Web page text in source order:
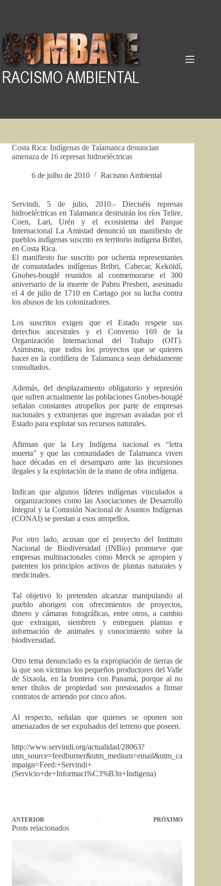
Costa Rica: Indígenas de Talamanca denuncian
amenaza de 16 represas hidroeléctricas
6 de julho de 2010 Racismo Ambiental
Servindi, 5 de julio, 2010.- Dieciséis represas
hidroeléctricas en Talamanca destruirán los ríos Telire,
Coen, Lari, Urén y el ecosistema del Parque
Internacional La Amistad denunció un manifiesto de
pueblos indígenas suscrito en territorio indígena Bribri,
en Costa Rica.
El manifiesto fue suscrito por ochenta representantes
de comunidades indígenas Bribri, Cabecar, Keköldí,
Gnobes-bouglé reunidos al conmemorarse el 300
aniversario de la muerte de Pabru Presberi, asesinado
el 4 de julio de 1710 en Cartago por su lucha contra
los abusos de los colonizadores.
Los suscritos exigen que el Estado respete sus
derechos ancestrales y el Convenio 169 de la
Organización Internacional del Trabajo (OIT).
Asimismo, que todos los proyectos que se quieren
hacer en la cordillera de Talamanca sean debidamente
consultados.
Además, del desplazamiento obligatorio y represión
que sufren actualmente las poblaciones Gnobes-bouglé
señalan constantes atropellos por parte de empresas
nacionales y extranjeras que ingresan avaladas por el
Estado para explotar sus recursos naturales.
Afirman que la Ley Indígena nacional es “letra
muerta” y que las comunidades de Talamanca viven
hace décadas en el desamparo ante las incursiones
ilegales y la explotación de la mano de obra indígena.
Indican que algunos líderes indígenas vinculados a
organizaciones como las Asociaciones de Desarrollo
Integral y la Comisión Nacional de Asuntos Indígenas
(CONAI) se prestan a esos atropellos.
Por otro lado, acusan que el proyecto del Instituto
Nacional de Biodiversidad (INBio) promueve que
empresas multinacionales como Merck se apropien y
patenten los principios activos de plantas naturales y
medicinales.
Tal objetivo lo pretenden alcanzar manipulando al
pueblo aborigen con ofrecimientos de proyectos,
dinero y cámaras fotográficas, entre otros, a cambio
que extraigan, siembren y entreguen plantas e
información de animales y conocimiento sobre la
biodiversidad.
Otro tema denunciado es la expropiación de tierras de
la que son víctimas los pequeños productores del Valle
de Sixaola, en la frontera con Panamá, porque al no
tener títulos de propiedad son presionados a firmar
contratos de arriendo por cinco años.
Al respecto, señalan que quienes se oponen son
amenazados de ser expulsados del terreno que poseen.
http://www.servindi.org/actualidad/28063?
utm_source=feedburner&utm_medium=email&utm_ca
mpaign=Feed:+Servindi+
(Servicio+de+Informaci%C3%B3n+Indigena)
ANTERIOR PRÓXIMO
Posts relacionados